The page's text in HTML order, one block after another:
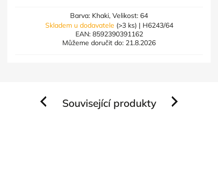
Barva: Khaki, Velikost: 64
Skladem u dodavatele (>3 ks) | H6243/64
EAN: 8592390391162
Můžeme doručit do: 21.8.2026
Související produkty
Previous Next